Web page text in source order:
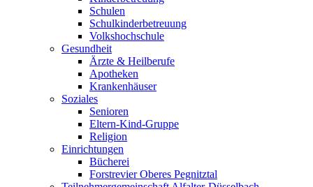
Schulen
Schulkinderbetreuung
Volkshochschule
Gesundheit
Ärzte & Heilberufe
Apotheken
Krankenhäuser
Soziales
Senioren
Eltern-Kind-Gruppe
Religion
Einrichtungen
Bücherei
Forstrevier Oberes Pegnitztal